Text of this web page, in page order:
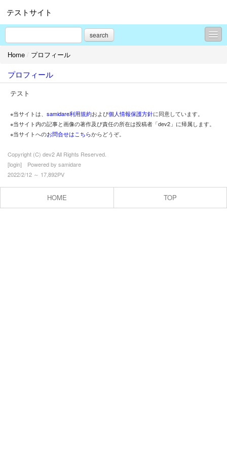
テストサイト
search
コンテンツ
プロフィール
お問合せ
Home / プロフィール
プロフィール
テスト
※当サイトは、 samidare利用規約および個人情報保護方針に同意しています。
※当サイト内の記事と画像の著作及び責任の所在は投稿者「dev2」に帰属します。
※当サイトへのお問合せはこちらからどうぞ。
Copyright (C) dev2 All Rights Reserved.
[login] Powered by samidare
2022/2/12 ～ 17,892PV
HOME TOP